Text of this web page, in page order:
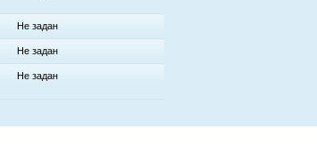
Не задан
Не задан
Не задан